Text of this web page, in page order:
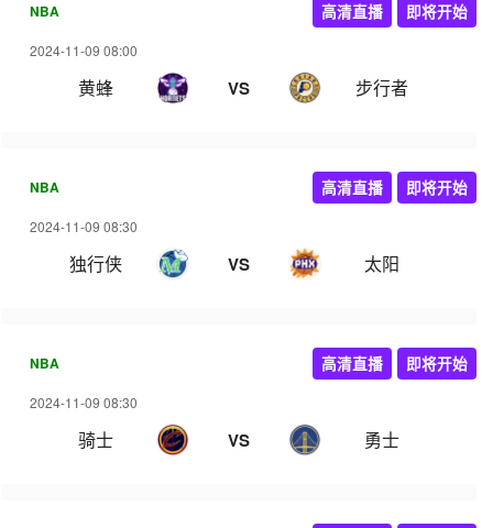
NBA
2024-11-09 08:00
黄蜂 VS 步行者
高清直播 即将开始
NBA
2024-11-09 08:30
独行侠 VS 太阳
高清直播 即将开始
NBA
2024-11-09 08:30
骑士 VS 勇士
高清直播 即将开始